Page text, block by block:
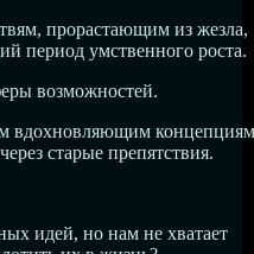
прорастающим из жезла,
период умственного роста.
возможностей.
вдохновляющим
старые препятствия.
идей, но нам не хватает